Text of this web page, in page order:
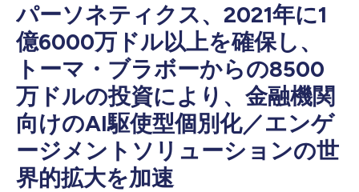
パーソネティクス、2021年に1
億6000万ドル以上を確保し、
トーマ・ブラボーからの8500
万ドルの投資により、金融機関
向けのAI駆使型個別化／エンゲ
ージメントソリューションの世
界的拡大を加速